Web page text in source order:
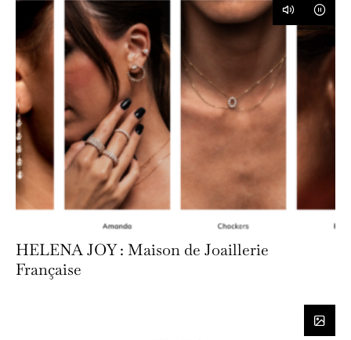
HELENA JOY : Maison de Joaillerie
Française